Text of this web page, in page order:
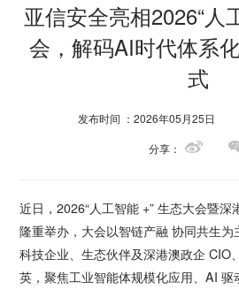
亚信安全亮相2026“人
会，解码AI时代体系
式
发布时间 ：2026年05月25日
分享：
近日，2026“人工智能 +” 生态大会暨
隆重举办，大会以智链产融 协同共生为
科技企业、生态伙伴及深港澳政企 CIO
英，聚焦工业智能体规模化应用、AI